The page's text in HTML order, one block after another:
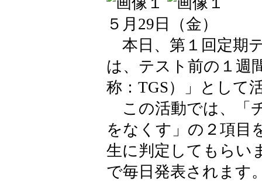
５月29日（金）
本日、第１回定期
は、テスト前の１週
称：TGS）」として
この活動では、「
をなくす」の２項目
生に判定してもらい
で毎日発表されます